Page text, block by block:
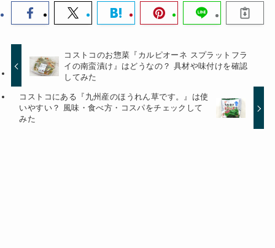
コストコのお惣菜『カルピオーネ スプラットフラ
イの南蛮漬け』はどうなの？ 具材や味付けを確認
してみた
コストコにある『九州産のほうれん草です。』は使
いやすい？ 風味・食べ方・コスパをチェックして
みた